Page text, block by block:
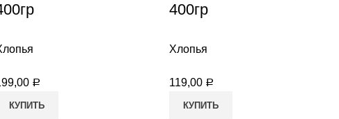
Р
КУПИТЬ
400гр
Хлопья
119,00 Р
КУПИТЬ